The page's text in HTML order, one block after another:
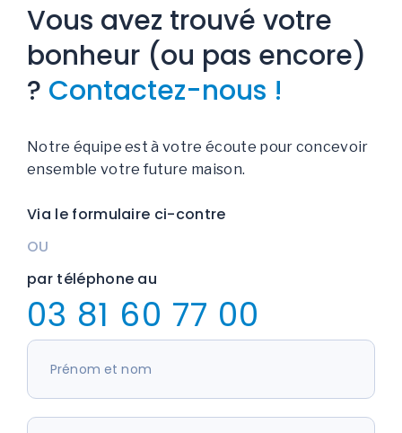
Vous avez trouvé votre
bonheur (ou pas encore)
? Contactez-nous !
Notre équipe est à votre écoute pour concevoir
ensemble votre future maison.
Via le formulaire ci-contre
OU
par téléphone au
03 81 60 77 00